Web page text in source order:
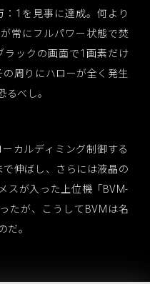
1を見事に達成。何より
常にフルパワー状態で焚
ラックの画面で1画素だけ
周りにハローが全く発生
るべし。
カルディミング制御する
伸ばし、さらには液晶の
スが入った上位機「BVM-
たが、こうしてBVMは名
だ。